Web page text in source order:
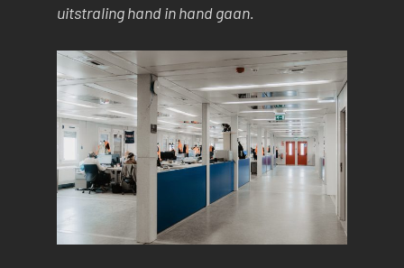
uitstraling hand in hand gaan.